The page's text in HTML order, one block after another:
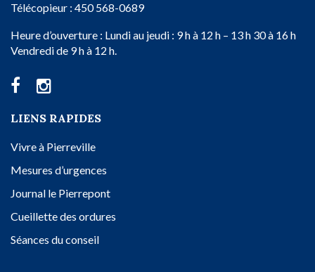
Télécopieur : 450 568-0689
Heure d’ouverture : Lundi au jeudi : 9 h à 12 h – 13 h 30 à 16 h
Vendredi de 9 h à 12 h.
LIENS RAPIDES
Vivre à Pierreville
Mesures d’urgences
Journal le Pierrepont
Cueillette des ordures
Séances du conseil